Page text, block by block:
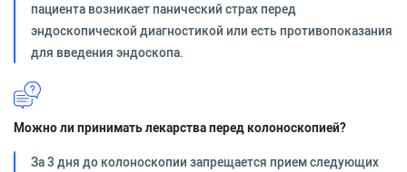
пациента возникает панический страх перед
эндоскопической диагностикой или есть противопоказания
для введения эндоскопа.
Можно ли принимать лекарства перед колоноскопией?
За 3 дня до колоноскопии запрещается прием следующих